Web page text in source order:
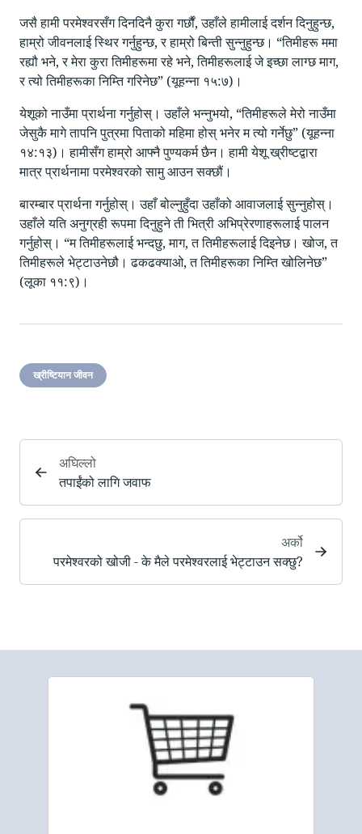
जसै हामी परमेश्वरसँग दिनदिनै कुरा गर्छौं, उहाँले हामीलाई दर्शन दिनुहुन्छ,
हाम्रो जीवनलाई स्थिर गर्नुहुन्छ, र हाम्रो बिन्ती सुन्नुहुन्छ। “तिमीहरू ममा
रह्यौ भने, र मेरा कुरा तिमीहरूमा रहे भने, तिमीहरूलाई जे इच्छा लाग्छ माग,
र त्यो तिमीहरूका निम्ति गरिनेछ” (यूहन्ना १५:७)।
येशूको नाउँमा प्रार्थना गर्नुहोस्‌। उहाँले भन्नुभयो, “तिमीहरूले मेरो नाउँमा
जेसुकै मागे तापनि पुत्रमा पिताको महिमा होस्‌ भनेर म त्यो गर्नेछु” (यूहन्ना
१४:१३)। हामीसँग हाम्रो आफ्नै पुण्यकर्म छैन। हामी येशू ख्रीष्टद्वारा
मात्र प्रार्थनामा परमेश्वरको सामु आउन सक्छौं।
बारम्बार प्रार्थना गर्नुहोस्‌। उहाँ बोल्नुहुँदा उहाँको आवाजलाई सुन्नुहोस्‌।
उहाँले यति अनुग्रही रूपमा दिनुहुने ती भित्री अभिप्रेरणाहरूलाई पालन
गर्नुहोस्‌। “म तिमीहरूलाई भन्‍दछु, माग, त तिमीहरूलाई दिइनेछ। खोज, त
तिमीहरूले भेट्टाउनेछौ। ढकढक्‍याओ, त तिमीहरूका निम्ति खोलिनेछ”
(लूका ११:९)।
ख्रीष्टियान जीवन
अघिल्लो
तपाईंको लागि जवाफ
अर्को
परमेश्वरको खोजी - के मैले परमेश्वरलाई भेट्टाउन सक्छु?